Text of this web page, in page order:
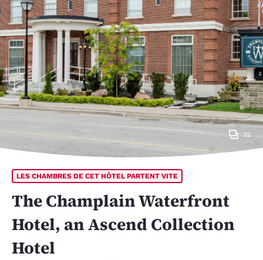
32
LES CHAMBRES DE CET HÔTEL PARTENT VITE
The Champlain Waterfront
Hotel, an Ascend Collection
Hotel